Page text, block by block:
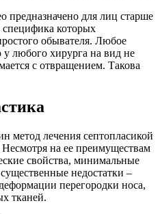
для лиц старше
специфика которых
обывателя. Любое
у любого хирурга на вид не
с отвращением. Такова
метод лечения септопласикой
Несмотря на ее преимуществам
свойства, минимальные
недостатки –
перегородки носа,
тканей.